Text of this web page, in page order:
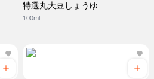
特選丸大豆しょうゆ
100ml